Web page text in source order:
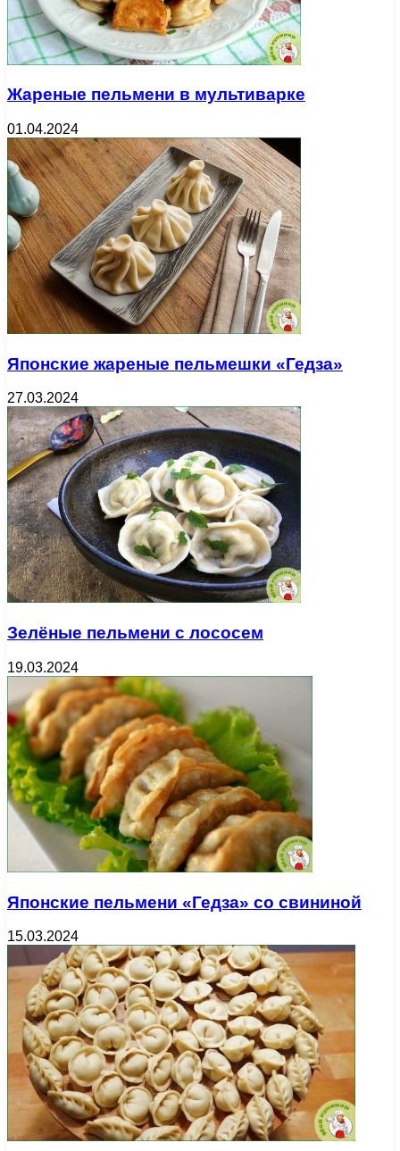
Жареные пельмени в мультиварке
01.04.2024
Японские жареные пельмешки «Гедза»
27.03.2024
Зелёные пельмени с лососем
19.03.2024
Японские пельмени «Гедза» со свининой
15.03.2024